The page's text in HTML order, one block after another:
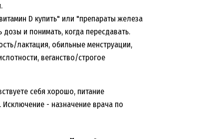
D купить" или "препараты железа
и понимать, когда пересдавать.
лактация, обильные менструации,
веганство/строгое
себя хорошо, питание
- назначение врача по